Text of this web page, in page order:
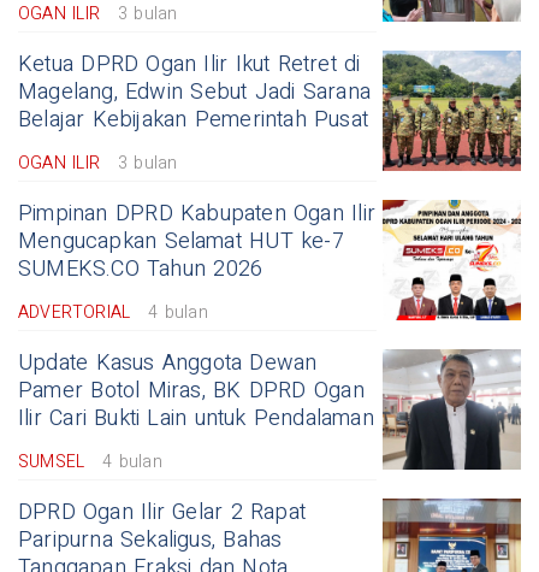
OGAN ILIR 3 bulan
Ketua DPRD Ogan Ilir Ikut Retret di
Magelang, Edwin Sebut Jadi Sarana
Belajar Kebijakan Pemerintah Pusat
OGAN ILIR 3 bulan
Pimpinan DPRD Kabupaten Ogan Ilir
Mengucapkan Selamat HUT ke-7
SUMEKS.CO Tahun 2026
ADVERTORIAL 4 bulan
Update Kasus Anggota Dewan
Pamer Botol Miras, BK DPRD Ogan
Ilir Cari Bukti Lain untuk Pendalaman
SUMSEL 4 bulan
DPRD Ogan Ilir Gelar 2 Rapat
Paripurna Sekaligus, Bahas